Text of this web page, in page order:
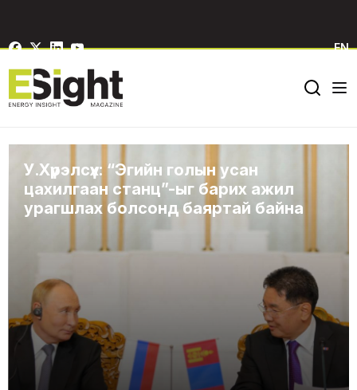
EN
У.Хүрэлсүх: “Эгийн голын усан
цахилгаан станц”-ыг барих ажил
урагшлах болсонд баяртай байна